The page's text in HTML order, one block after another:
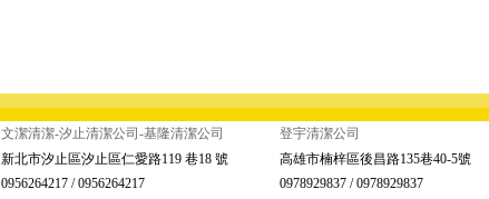
文潔清潔-汐止清潔公司-基隆清潔公司
新北市汐止區汐止區仁愛路119 巷18 號
0956264217 / 0956264217
登宇清潔公司
高雄市楠梓區後昌路135巷40-5號
0978929837 / 0978929837